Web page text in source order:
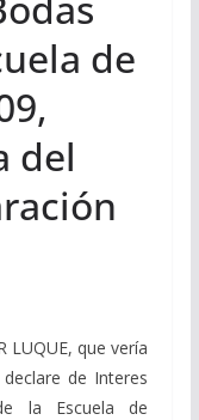
de
del
LUQUE, que vería
de Interes
la Escuela de